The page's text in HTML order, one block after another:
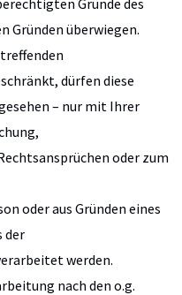
Gründen überwiegen.
dürfen diese
– nur mit Ihrer
oder zum
oder aus Gründen eines
der
werden.
nach den o.g.